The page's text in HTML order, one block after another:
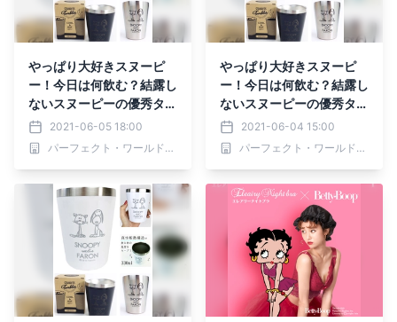
やっぱり大好きスヌーピ
ー！今日は何飲む？結露し
ないスヌーピーの優秀タン
ブラーがスゴイ♪
2021-06-05 18:00
パーフェクト・ワールド株式会社
やっぱり大好きスヌーピ
ー！今日は何飲む？結露し
ないスヌーピーの優秀タン
ブラーがスゴイ♪
2021-06-04 15:00
パーフェクト・ワールド株式会社